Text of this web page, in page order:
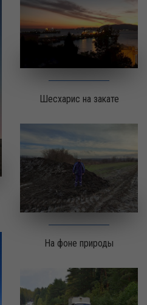
Шесхарис на закате
На фоне природы